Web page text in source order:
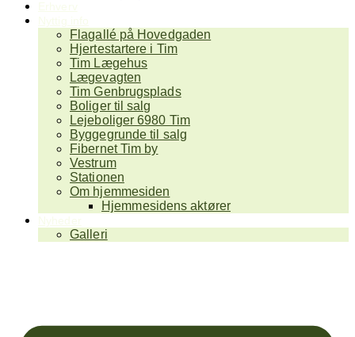
Flagallé på Hovedgaden
Hjertestartere i Tim
Tim Lægehus
Lægevagten
Tim Genbrugsplads
Boliger til salg
Lejeboliger 6980 Tim
Byggegrunde til salg
Fibernet Tim by
Vestrum
Stationen
Om hjemmesiden
Hjemmesidens aktører
Galleri